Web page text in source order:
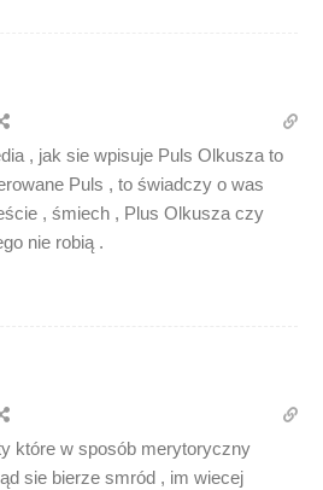
, jak sie wpisuje Puls Olkusza to
Puls , to świadczy o was
, śmiech , Plus Olkusza czy
nie robią .
które w sposób merytoryczny
sie bierze smród , im wiecej